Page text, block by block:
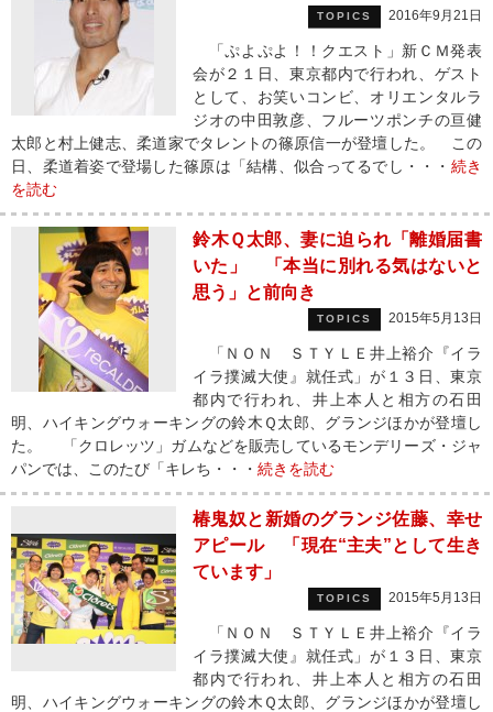
TOPICS 2016年9月21日
「ぷよぷよ！！クエスト」新ＣＭ発表
会が２１日、東京都内で行われ、ゲスト
として、お笑いコンビ、オリエンタルラ
ジオの中田敦彦、フルーツポンチの亘健
太郎と村上健志、柔道家でタレントの篠原信一が登壇した。 この
日、柔道着姿で登場した篠原は「結構、似合ってるでし・・・ 続き
を読む
鈴木Ｑ太郎、妻に迫られ「離婚届書
いた」 「本当に別れる気はないと
思う」と前向き
TOPICS 2015年5月13日
「ＮＯＮ ＳＴＹＬＥ井上裕介『イラ
イラ撲滅大使』就任式」が１３日、東京
都内で行われ、井上本人と相方の石田
明、ハイキングウォーキングの鈴木Ｑ太郎、グランジほかが登壇し
た。 「クロレッツ」ガムなどを販売しているモンデリーズ・ジャ
パンでは、このたび「キレち・・・ 続きを読む
椿鬼奴と新婚のグランジ佐藤、幸せ
アピール 「現在“主夫”として生き
ています」
TOPICS 2015年5月13日
「ＮＯＮ ＳＴＹＬＥ井上裕介『イラ
イラ撲滅大使』就任式」が１３日、東京
都内で行われ、井上本人と相方の石田
明、ハイキングウォーキングの鈴木Ｑ太郎、グランジほかが登壇し